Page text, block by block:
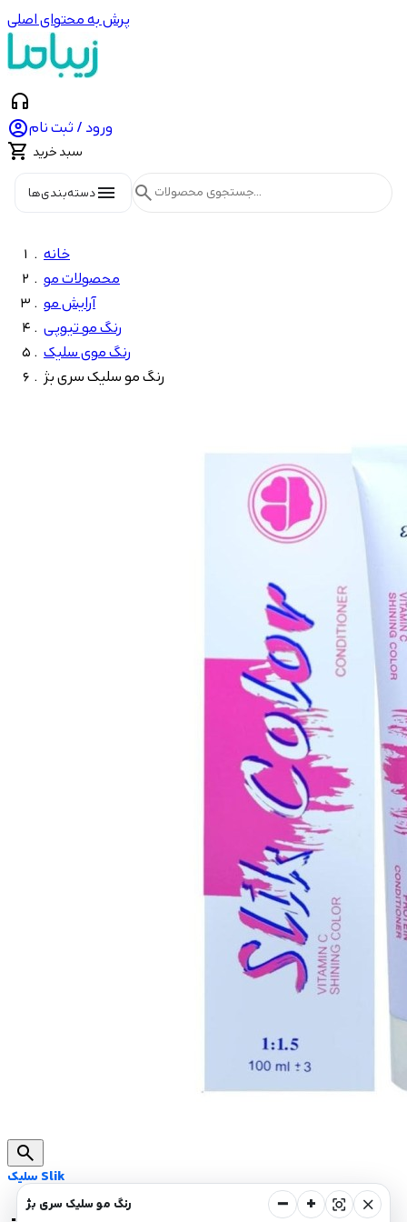
پرش به محتوای اصلی
headphones
ورود / ثبت نام
 سبد خرید
menuدسته‌بندی‌ها search
خانه
محصولات مو
آرایش مو
رنگ مو تیوپی
رنگ موی سلیک
رنگ مو سلیک سری بژ
search
رنگ مو سلیک سری بژ − + center_focus_strong close
سلیک Slik